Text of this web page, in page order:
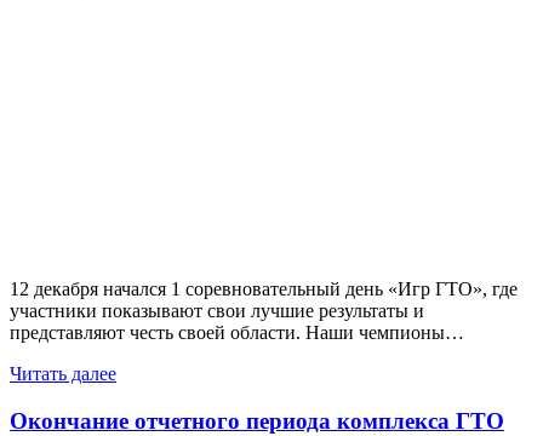
12 декабря начался 1 соревновательный день «Игр ГТО», где
участники показывают свои лучшие результаты и
представляют честь своей области. Наши чемпионы…
Читать далее
Окончание отчетного периода комплекса ГТО